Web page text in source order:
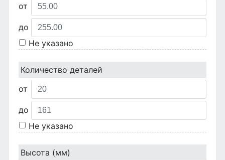
от
до
Не указано
Количество деталей
от
до
Не указано
Высота (мм)